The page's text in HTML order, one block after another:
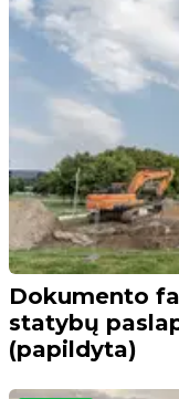
Dokumento
statybų
(papildyta)